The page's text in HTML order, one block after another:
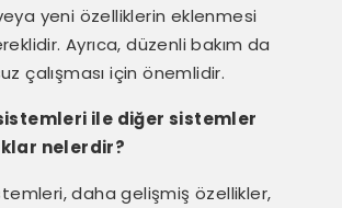
yeni özelliklerin eklenmesi
Ayrıca, düzenli bakım da
çalışması için önemlidir.
ile diğer sistemler
nelerdir?
daha gelişmiş özellikler,